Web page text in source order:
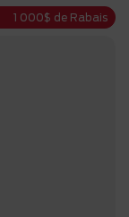
1 000$ de Rabais